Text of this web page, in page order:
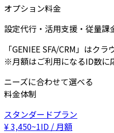
オプション料金
設定代行・活用支援・従量課
「GENIEE SFA/CRM」はク
※月額はご利用になるID数に
ニーズに合わせて選べる
料金体制
スタンダードプラン
¥3,450~1ID / 月額